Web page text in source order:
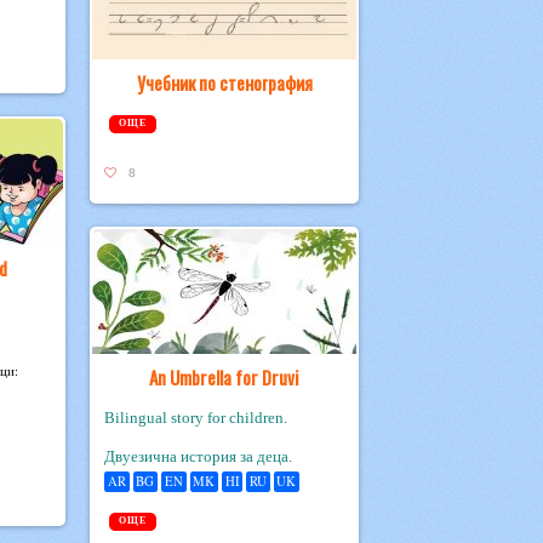
Учебник по стенография
ОЩЕ
8
An Umbrella for Druvi
Bilingual story for children.
Двуезична история за деца.
AR BG EN MK HI RU UK
ОЩЕ